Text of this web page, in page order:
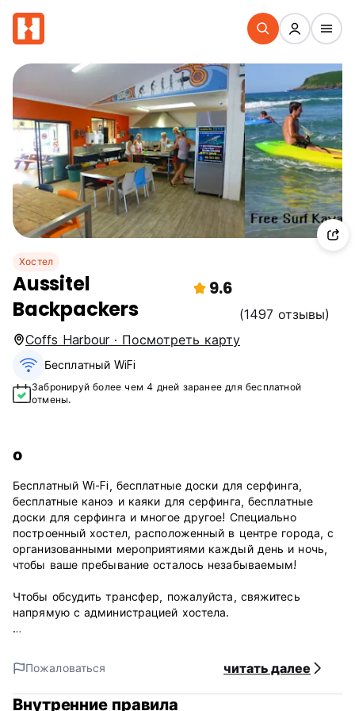
Хостел
Aussitel
Backpackers
9.6
(1497 отзывы)
Coffs Harbour · Посмотреть карту
Бесплатный WiFi
Забронируй более чем 4 дней заранее для бесплатной
отмены.
о
Бесплатный Wi-Fi, бесплатные доски для серфинга,
бесплатные каноэ и каяки для серфинга, бесплатные
доски для серфинга и многое другое! Специально
построенный хостел, расположенный в центре города, с
организованными мероприятиями каждый день и ночь,
чтобы ваше пребывание осталось незабываемым!
Чтобы обсудить трансфер, пожалуйста, свяжитесь
напрямую с администрацией хостела.
пристани, рядом с кафе, пабами, ресторанами,
магазинами и международной пристанью. Пляж
находится всего в 7 минутах ходьбы.
Пожаловаться читать далее
Внутренние правила